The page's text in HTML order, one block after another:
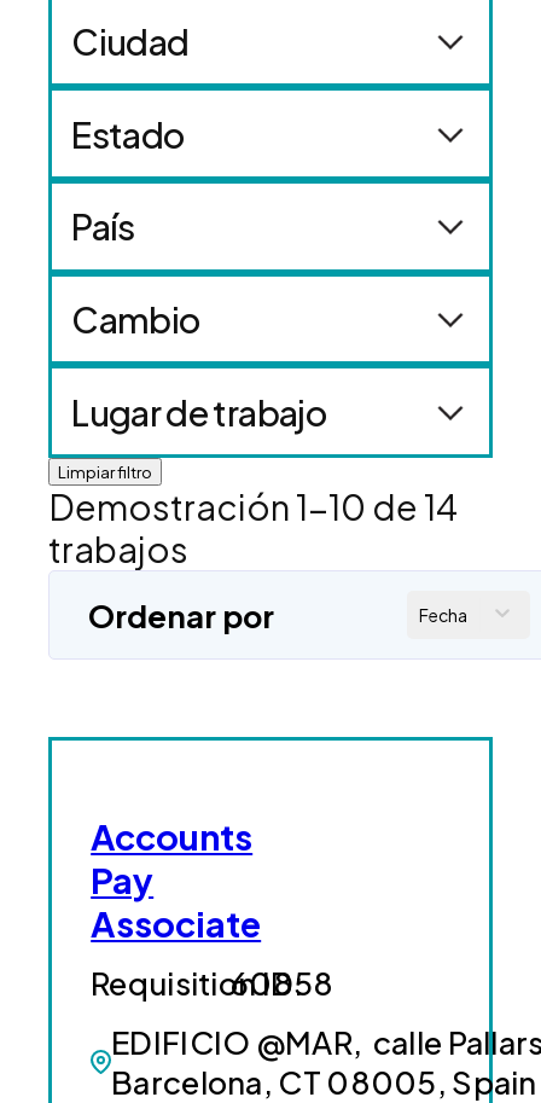
Ciudad
Estado
País
Cambio
Lugar de trabajo
Limpiar filtro
Demostración1-10 de 14
trabajos
Ordenar por Fecha
Accounts
Pay
Associate
EDIFICIO @MAR, calle
Barcelona, CT 08005, Spain
60858